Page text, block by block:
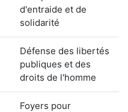
d'entraide et de
solidarité
Défense des libertés
publiques et des
droits de l'homme
Foyers pour